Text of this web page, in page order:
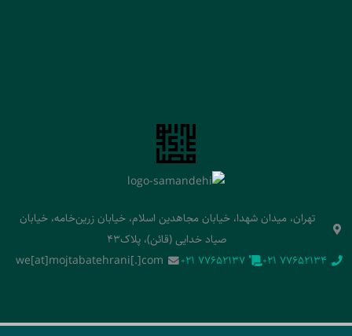
تهران، میدان شهدا، خیابان مجاهدین اسلام، خیابان زرین‌خامه، خیابان
صیاد خدایی (قائن)، پلاک43
‭021 77652134‬
‭021 77652137‬
we[at]mojtabatehrani[.]com